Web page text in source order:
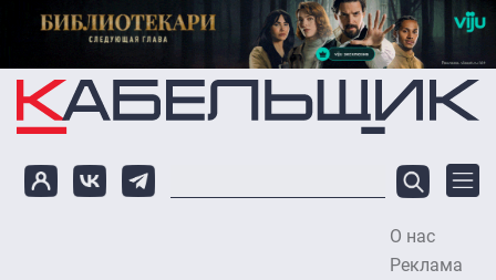
Перейти к основному содержанию
О нас
Реклама